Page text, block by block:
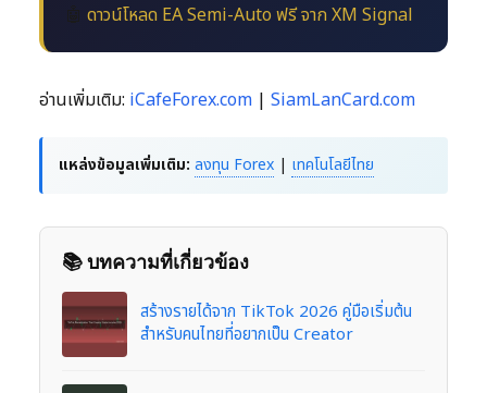
ดาวน์โหลด EA Semi-Auto ฟรี จาก XM Signal
อ่านเพิ่มเติม: iCafeForex.com | SiamLanCard.com
แหล่งข้อมูลเพิ่มเติม: ลงทุน Forex | เทคโนโลยีไทย
📚 บทความที่เกี่ยวข้อง
สร้างรายได้จาก TikTok 2026 คู่มือเริ่มต้น
สำหรับคนไทยที่อยากเป็น Creator